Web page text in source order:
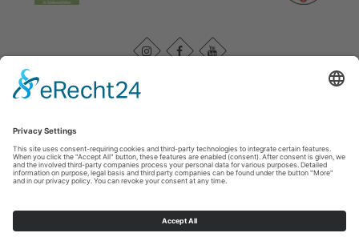
WasserEisenland e. V.
c/o FD 40 Kultur und Tourismus des Märkischen Kreises /
Bismarckstr. 15
58762 Altena
WasserEisenland e. V.